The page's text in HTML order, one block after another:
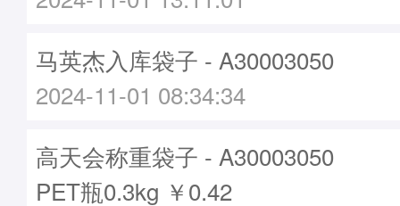
马英杰入库袋子 - A30003050
2024-11-01 08:34:34
高天会称重袋子 - A30003050
PET瓶0.3kg ￥0.42